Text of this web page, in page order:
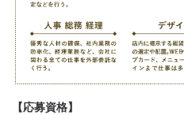
【応募資格】